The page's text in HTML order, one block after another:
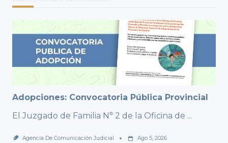
Adopciones: Convocatoria Pública Provincial
El Juzgado de Familia N° 2 de la Oficina de ...
Agencia De Comunicación Judicial Ago 5, 2026